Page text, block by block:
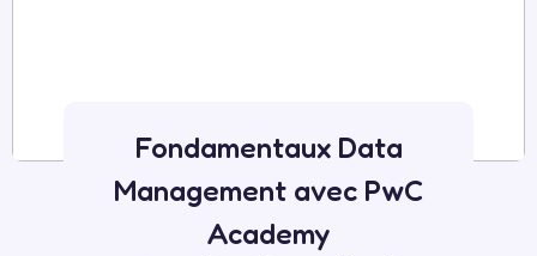
Fondamentaux Data
Management avec PwC
Academy